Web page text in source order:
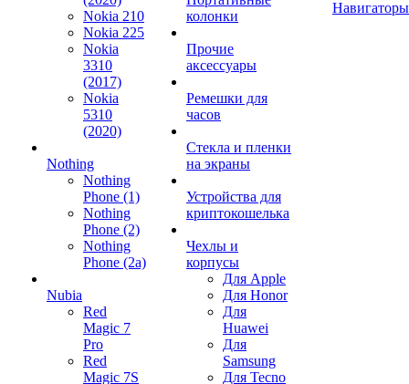
Nokia 210
Nokia 225
Nokia
3310
(2017)
Nokia
5310
(2020)
Nothing
Nothing
Phone (1)
Nothing
Phone (2)
Nothing
Phone (2a)
Nubia
Red
Magic 7
Pro
Red
Magic 7S
колонки
Прочие
аксессуары
Ремешки для
часов
Стекла и пленки
на экраны
Устройства для
криптокошелька
Чехлы и
корпусы
Для Apple
Для Honor
Для
Huawei
Для
Samsung
Для Tecno
Навигаторы